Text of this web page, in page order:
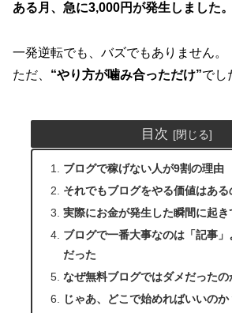
ある月、急に3,000円が発生しました。
一発逆転でも、バズでもありません。
ただ、 “やり方が噛み合っただけ”でし
目次
ブログで稼げない人が9割の理由
それでもブログをやる価値はある
実際にお金が発生した瞬間に起き
ブログで一番大事なのは「記事
だった
なぜ無料ブログではダメだったの
じゃあ、どこで始めればいいのか